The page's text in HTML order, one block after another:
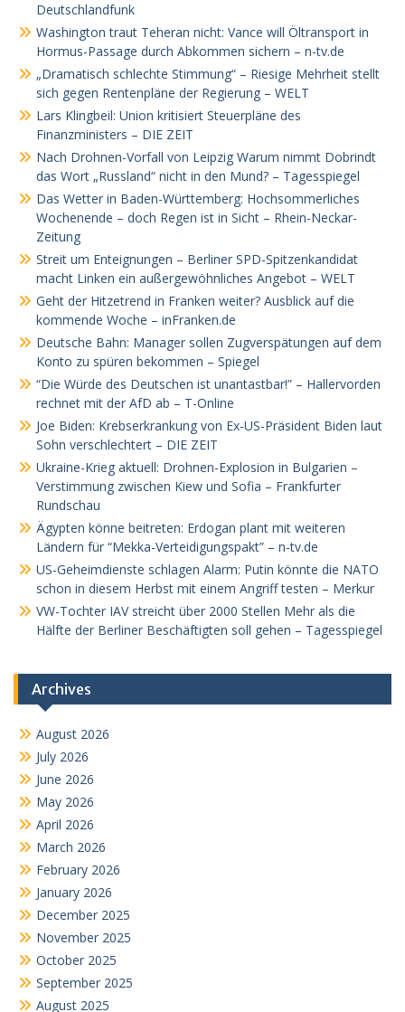
Deutschlandfunk
Washington traut Teheran nicht: Vance will Öltransport in
Hormus-Passage durch Abkommen sichern – n-tv.de
„Dramatisch schlechte Stimmung“ – Riesige Mehrheit stellt
sich gegen Rentenpläne der Regierung – WELT
Lars Klingbeil: Union kritisiert Steuerpläne des
Finanzministers – DIE ZEIT
Nach Drohnen-Vorfall von Leipzig Warum nimmt Dobrindt
das Wort „Russland“ nicht in den Mund? – Tagesspiegel
Das Wetter in Baden-Württemberg: Hochsommerliches
Wochenende – doch Regen ist in Sicht – Rhein-Neckar-
Zeitung
Streit um Enteignungen – Berliner SPD-Spitzenkandidat
macht Linken ein außergewöhnliches Angebot – WELT
Geht der Hitzetrend in Franken weiter? Ausblick auf die
kommende Woche – inFranken.de
Deutsche Bahn: Manager sollen Zugverspätungen auf dem
Konto zu spüren bekommen – Spiegel
“Die Würde des Deutschen ist unantastbar!” – Hallervorden
rechnet mit der AfD ab – T-Online
Joe Biden: Krebserkrankung von Ex-US-Präsident Biden laut
Sohn verschlechtert – DIE ZEIT
Ukraine-Krieg aktuell: Drohnen-Explosion in Bulgarien –
Verstimmung zwischen Kiew und Sofia – Frankfurter
Rundschau
Ägypten könne beitreten: Erdogan plant mit weiteren
Ländern für “Mekka-Verteidigungspakt” – n-tv.de
US-Geheimdienste schlagen Alarm: Putin könnte die NATO
schon in diesem Herbst mit einem Angriff testen – Merkur
VW-Tochter IAV streicht über 2000 Stellen Mehr als die
Hälfte der Berliner Beschäftigten soll gehen – Tagesspiegel
Archives
August 2026
July 2026
June 2026
May 2026
April 2026
March 2026
February 2026
January 2026
December 2025
November 2025
October 2025
September 2025
August 2025